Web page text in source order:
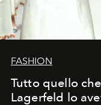
FASHION
Tutto quello
Lagerfeld lo